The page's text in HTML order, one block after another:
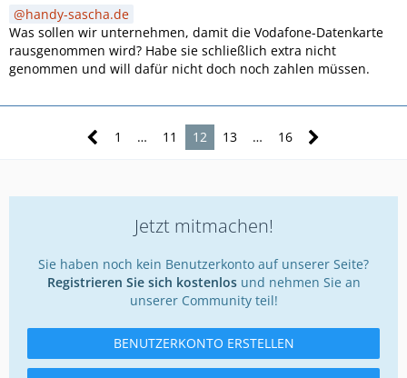
1 x 4,00 Eur Vodafone-Datenkarte(n)
1 x 25,82 Eur Vodafone-Zuhause Web mit Tarifoption Volume
-----------------------
29,82 Euro (Netto)
Nettorechnungsbetrag 14,82 Eur
17,19 EUR
-------------
Ist zwar immer noch nicht er Betrag der angedacht war
(14,95 Eur sollte die Gesamtsumme sein, weil keine
Hardware genommen und von berechnung der Datenkarte
handy-sascha.de
Was sollen wir unternehmen, damit die Vodafone-Datenkarte
rausgenommen wird? Habe sie schließlich extra nicht
genommen und will dafür nicht doch noch zahlen müssen.
1 … 11 12 13 … 16
Jetzt mitmachen!
Sie haben noch kein Benutzerkonto auf unserer Seite?
Registrieren Sie sich kostenlosund nehmen Sie an
unserer Community teil!
BENUTZERKONTO ERSTELLEN